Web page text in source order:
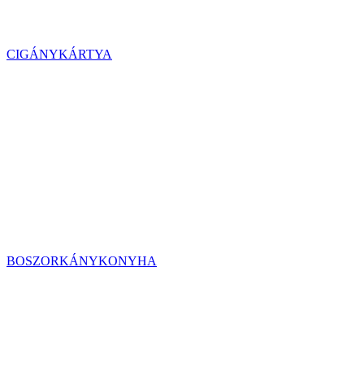
CIGÁNYKÁRTYA
BOSZORKÁNYKONYHA